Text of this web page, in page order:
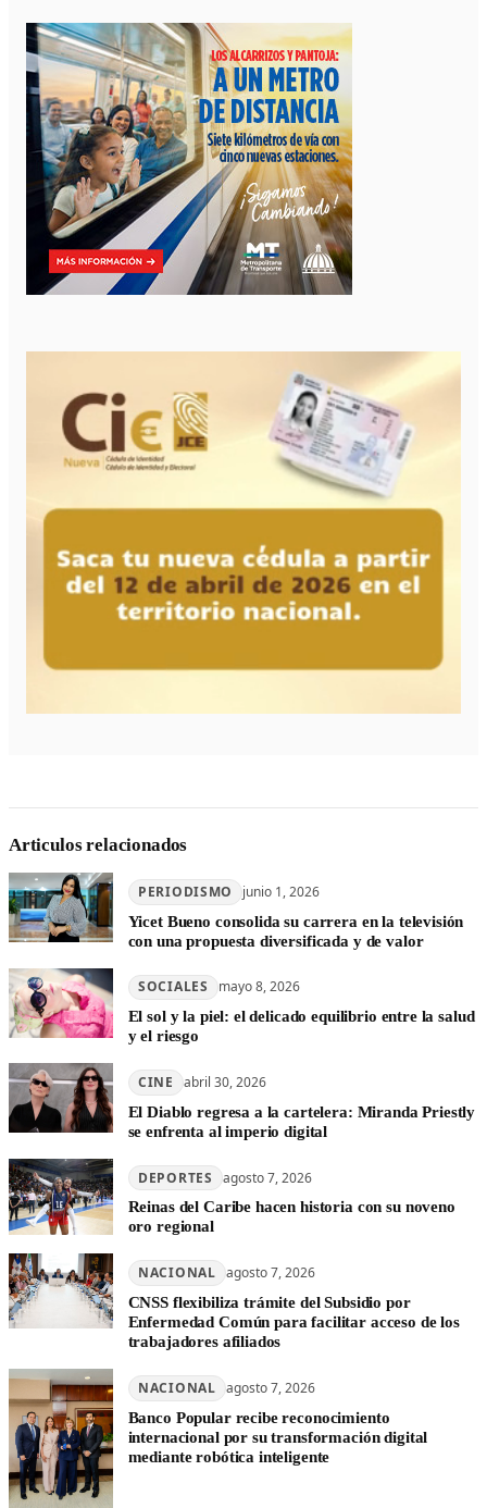
Articulos relacionados
PERIODISMO junio 1, 2026
Yicet Bueno consolida su carrera en la televisión
con una propuesta diversificada y de valor
SOCIALES mayo 8, 2026
El sol y la piel: el delicado equilibrio entre la salud
y el riesgo
CINE abril 30, 2026
El Diablo regresa a la cartelera: Miranda Priestly
se enfrenta al imperio digital
DEPORTES agosto 7, 2026
Reinas del Caribe hacen historia con su noveno
oro regional
NACIONAL agosto 7, 2026
CNSS flexibiliza trámite del Subsidio por
Enfermedad Común para facilitar acceso de los
trabajadores afiliados
NACIONAL agosto 7, 2026
Banco Popular recibe reconocimiento
internacional por su transformación digital
mediante robótica inteligente